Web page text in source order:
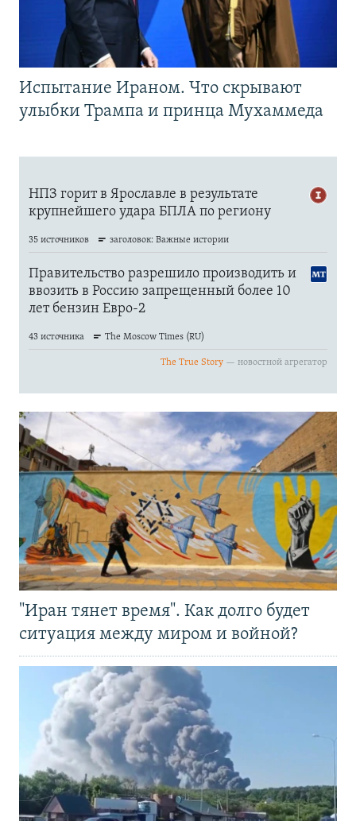
Испытание Ираном. Что скрывают
улыбки Трампа и принца Мухаммеда
"Иран тянет время". Как долго будет
ситуация между миром и войной?